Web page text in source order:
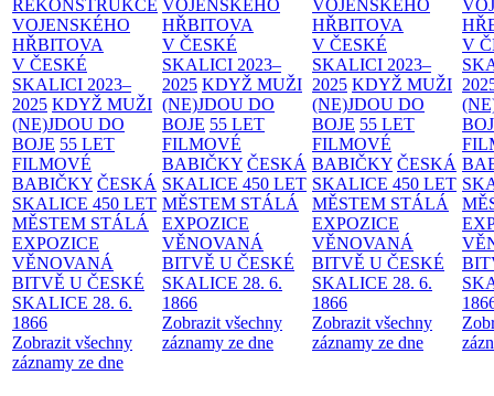
REKONSTRUKCE
VOJENSKÉHO
HŘBITOVA
V ČESKÉ
SKALICI 2023–
2025 KDYŽ MUŽI
(NE)JDOU DO
BOJE 55 LET
FILMOVÉ
BABIČKY ČESKÁ
SKALICE 450 LET
MĚSTEM STÁLÁ
EXPOZICE
VĚNOVANÁ
BITVĚ U ČESKÉ
SKALICE 28. 6.
1866
Zobrazit všechny
záznamy ze dne
VOJENSKÉHO
HŘBITOVA
V ČESKÉ
SKALICI 2023–
2025 KDYŽ MUŽI
(NE)JDOU DO
BOJE 55 LET
FILMOVÉ
BABIČKY ČESKÁ
SKALICE 450 LET
MĚSTEM STÁLÁ
EXPOZICE
VĚNOVANÁ
BITVĚ U ČESKÉ
SKALICE 28. 6.
1866
Zobrazit všechny
záznamy ze dne
VOJENSKÉHO
HŘBITOVA
V ČESKÉ
SKALICI 2023–
2025 KDYŽ MUŽI
(NE)JDOU DO
BOJE 55 LET
FILMOVÉ
BABIČKY ČESKÁ
SKALICE 450 LET
MĚSTEM STÁLÁ
EXPOZICE
VĚNOVANÁ
BITVĚ U ČESKÉ
SKALICE 28. 6.
1866
Zobrazit všechny
záznamy ze dne
V